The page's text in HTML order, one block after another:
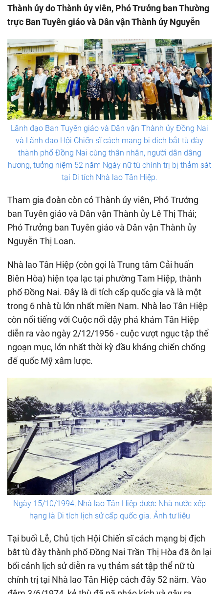
Thành ủy do Thành ủy viên, Phó Trưởng ban Thường
trực Ban Tuyên giáo và Dân vận Thành ủy Nguyễn
Lãnh đạo Ban Tuyên giáo và Dân vận Thành ủy Đồng Nai
và Lãnh đạo Hội Chiến sĩ cách mạng bị địch bắt tù đày
thành phố Đồng Nai cùng thân nhân, người dân dâng
hương, tưởng niệm 52 năm Ngày nữ tù chính trị bị thảm sát
tại Di tích Nhà lao Tân Hiệp.
Tham gia đoàn còn có Thành ủy viên, Phó Trưởng
ban Tuyên giáo và Dân vận Thành ủy Lê Thị Thái;
Phó Trưởng ban Tuyên giáo và Dân vận Thành ủy
Nguyễn Thị Loan.
Nhà lao Tân Hiệp (còn gọi là Trung tâm Cải huấn
Biên Hòa) hiện tọa lạc tại phường Tam Hiệp, thành
phố Đồng Nai. Đây là di tích cấp quốc gia và là một
trong 6 nhà tù lớn nhất miền Nam. Nhà lao Tân Hiệp
còn nổi tiếng với Cuộc nổi dậy phá khám Tân Hiệp
diễn ra vào ngày 2/12/1956 - cuộc vượt ngục tập thể
ngoạn mục, lớn nhất thời kỳ đầu kháng chiến chống
đế quốc Mỹ xâm lược.
Ngày 15/10/1994, Nhà lao Tân Hiệp được Nhà nước xếp
hạng là Di tích lịch sử cấp quốc gia. Ảnh tư liệu
Tại buổi Lễ, Chủ tịch Hội Chiến sĩ cách mạng bị địch
bắt tù đày thành phố Đồng Nai Trần Thị Hòa đã ôn lại
bối cảnh lịch sử diễn ra vụ thảm sát tập thể nữ tù
chính trị tại Nhà lao Tân Hiệp cách đây 52 năm. Vào